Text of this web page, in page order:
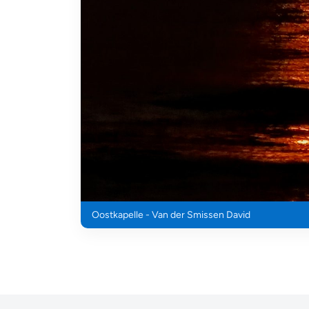
Oostkapelle - Van der Smissen David